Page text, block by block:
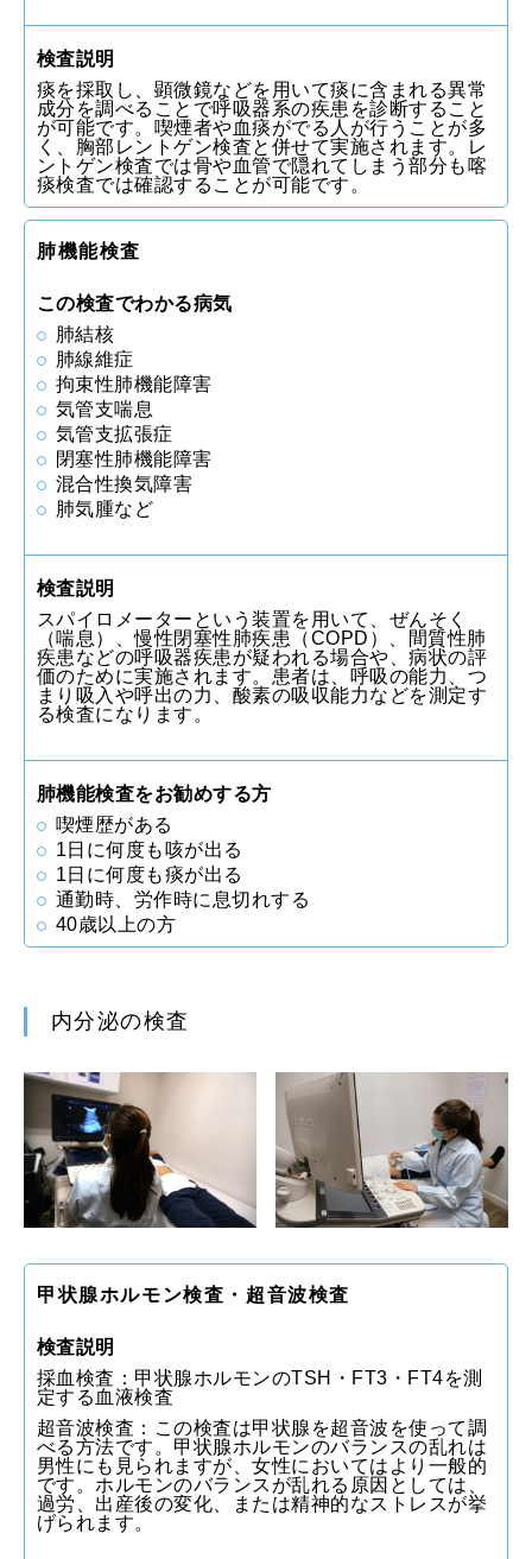
検査説明
痰を採取し、顕微鏡などを用いて痰に含まれる異常
成分を調べることで呼吸器系の疾患を診断すること
が可能です。喫煙者や血痰がでる人が行うことが多
く、胸部レントゲン検査と併せて実施されます。レ
ントゲン検査では骨や血管で隠れてしまう部分も喀
痰検査では確認することが可能です。
肺機能検査
この検査でわかる病気
肺結核
肺線維症
拘束性肺機能障害
気管支喘息
気管支拡張症
閉塞性肺機能障害
混合性換気障害
肺気腫など
検査説明
スパイロメーターという装置を用いて、ぜんそく
（喘息）、慢性閉塞性肺疾患（COPD）、間質性肺
疾患などの呼吸器疾患が疑われる場合や、病状の評
価のために実施されます。患者は、呼吸の能力、つ
まり吸入や呼出の力、酸素の吸収能力などを測定す
る検査になります。
肺機能検査をお勧めする方
喫煙歴がある
1日に何度も咳が出る
1日に何度も痰が出る
通勤時、労作時に息切れする
40歳以上の方
内分泌の検査
甲状腺ホルモン検査・超音波検査
検査説明
採血検査：甲状腺ホルモンのTSH・FT3・FT4を測
定する血液検査
超音波検査：この検査は甲状腺を超音波を使って調
べる方法です。甲状腺ホルモンのバランスの乱れは
男性にも見られますが、女性においてはより一般的
です。ホルモンのバランスが乱れる原因としては、
過労、出産後の変化、または精神的なストレスが挙
げられます。